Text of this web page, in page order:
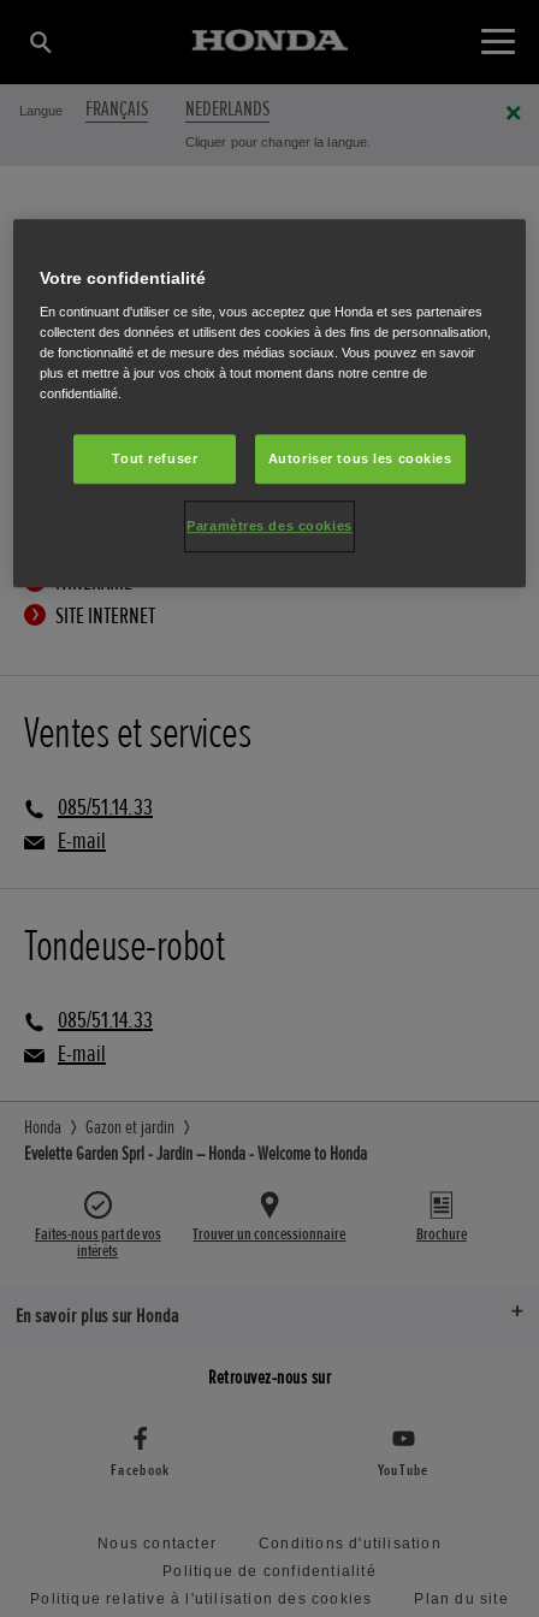
Langue FRANÇAIS NEDERLANDS
Cliquer pour changer la langue.
EVELETTE GARDEN
SPRL
Rue de Nandrin 7,Nandrin,4550
ITINÉRAIRE
SITE INTERNET
Ventes et services
085/51.14.33
E-mail
Tondeuse-robot
085/51.14.33
E-mail
Honda
Gazon et jardin
Evelette Garden Sprl - Jardin – Honda - Welcome to Honda
Faites-nous part de vos
intérêts
Trouver un concessionnaire Brochure
En savoir plus sur Honda
Retrouvez-nous sur
Facebook YouTube
Nous contacter
Conditions d'utilisation
Politique de confidentialité
Politique relative à l'utilisation des cookies
Plan du site
Votre confidentialité
En continuant d'utiliser ce site, vous acceptez que Honda et ses partenaires
collectent des données et utilisent des cookies à des fins de personnalisation,
de fonctionnalité et de mesure des médias sociaux. Vous pouvez en savoir
plus et mettre à jour vos choix à tout moment dans notre centre de
confidentialité.
Tout refuser Autoriser tous les cookies
Paramètres des cookies